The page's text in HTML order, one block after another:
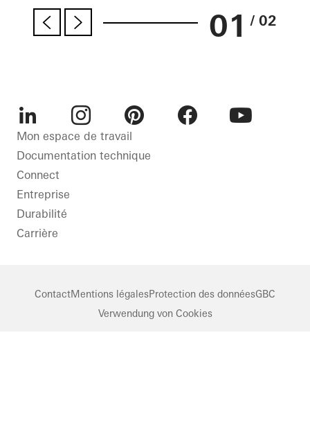
01 / 02
LinkedInInstagramPinterest
Mon espace de travail
Documentation technique
Connect
Entreprise
Durabilité
Carrière
ContactMentions légalesProtection des donnéesGBC
Verwendung von Cookies